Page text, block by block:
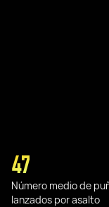
47
Número medio de
lanzados por asalto